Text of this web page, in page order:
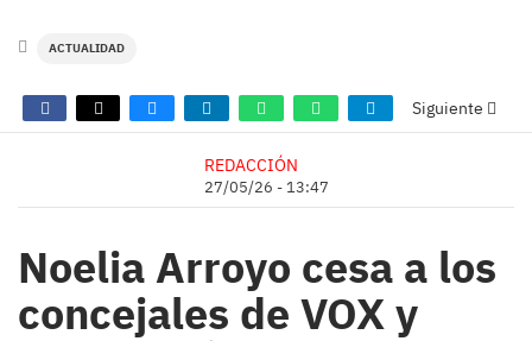
ACTUALIDAD
Siguiente
REDACCIÓN
27/05/26 - 13:47
Noelia Arroyo cesa a los
concejales de VOX y